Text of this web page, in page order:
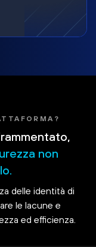
non
delle identità di
le lacune e
ed efficienza.